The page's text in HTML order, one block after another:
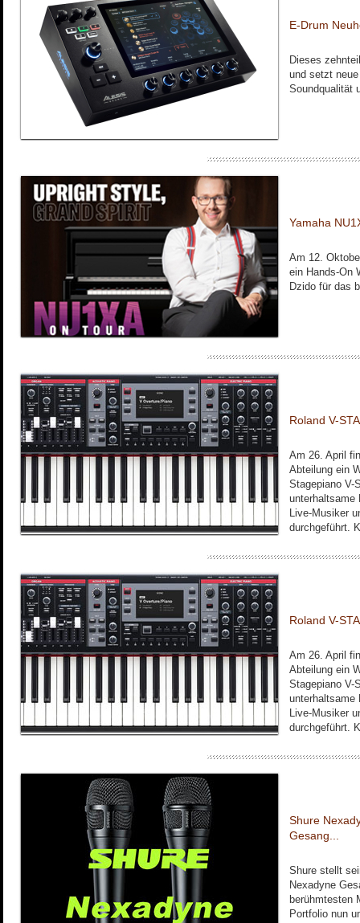
E-Drum
Dieses
und setzt
Soundqualität
Yamaha
Am 12.
ein Hands-On
Dzido für das
Roland V-
Am 26. April
Abteilung ein
Stagepiano V-
unterhaltsame
Live-Musiker
durchgeführt.
Roland V-
Am 26. April
Abteilung ein
Stagepiano V-
unterhaltsame
Live-Musiker
durchgeführt.
Shure
Gesang...
Shure stellt
Nexadyne
berühmtesten
Portfolio nun